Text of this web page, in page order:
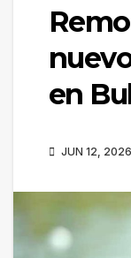
en
JUN 12, 2026